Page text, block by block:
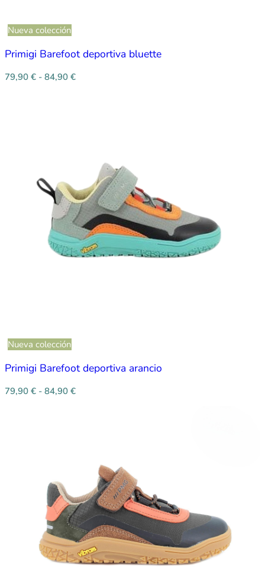
Nueva colección
Primigi Barefoot deportiva bluette
79,90 € - 84,90 €
Nueva colección
Primigi Barefoot deportiva arancio
79,90 € - 84,90 €